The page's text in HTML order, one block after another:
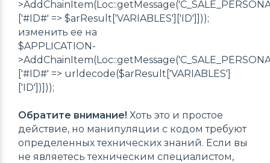
['#ID#' => $arResult['VARIABLES']['ID']]));
изменить ее на
$APPLICATION-
['#ID#' => urldecode($arResult['VARIABLES']
['ID'])]));
Обратите внимание! Хоть это и простое
действие, но манипуляции с кодом требуют
определенных технических знаний. Если вы
не являетесь техническим специалистом,